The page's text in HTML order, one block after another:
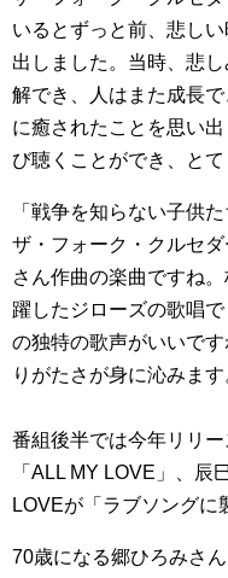
いるとずっと前、悲し
出しました。当時、悲
解でき、人はまた成長
に癒されたことを思い
び聴くことができ、とて
「戦争を知らない子供
ザ・フォーク・クルセ
さん作曲の楽曲ですね
躍したジローズの歌唱
の独特の歌声がいいで
りがたさが身に沁みます
番組後半では今年リリ
「ALL MY LOVE」、辰
LOVEが「ラブソングに
70歳になる郷ひろみさ